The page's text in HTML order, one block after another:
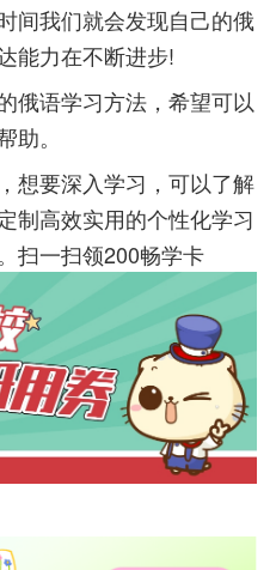
间我们就会发现自己的俄
能力在不断进步!
俄语学习方法，希望可以
。
想要深入学习，可以了解
制高效实用的个性化学习
扫一扫领200畅学卡